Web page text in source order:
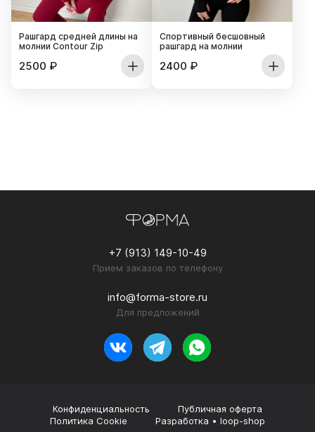
Рашгард средней длины на
молнии Contour Zip
2500 ₽
Спортивный бесшовный
рашгард на молнии
2400 ₽
+7 (913) 149-10-49
Прием заказов по телефону
info@forma-store.ru
Для предложений
Конфиденциальность
Публичная оферта
Политика Cookie
Разработка • loop-shop
сайт работал лучше.
Принять